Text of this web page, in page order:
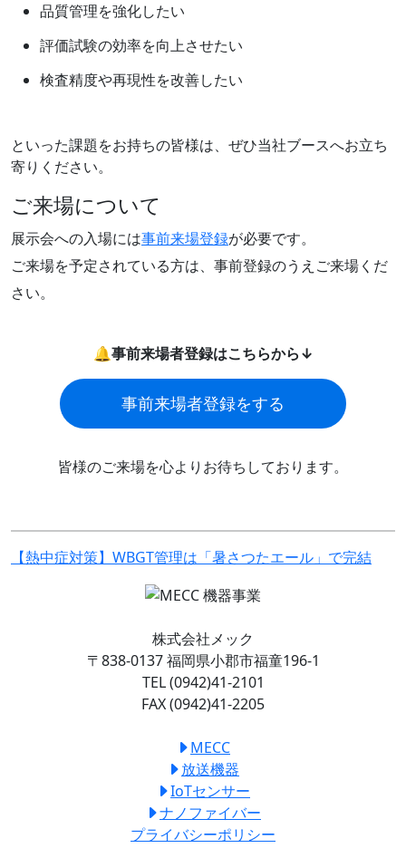
品質管理を強化したい
評価試験の効率を向上させたい
検査精度や再現性を改善したい
といった課題をお持ちの皆様は、ぜひ当社ブースへお立ち
寄りください。
ご来場について
展示会への入場には事前来場登録が必要です。
ご来場を予定されている方は、事前登録のうえご来場くだ
さい。
🔔事前来場者登録はこちらから↓
事前来場者登録をする
皆様のご来場を心よりお待ちしております。
【熱中症対策】WBGT管理は「暑さつたエール」で完結
株式会社メック
〒838-0137 福岡県小郡市福童196-1
TEL (0942)41-2101
FAX (0942)41-2205
MECC
放送機器
IoTセンサー
ナノファイバー
プライバシーポリシー